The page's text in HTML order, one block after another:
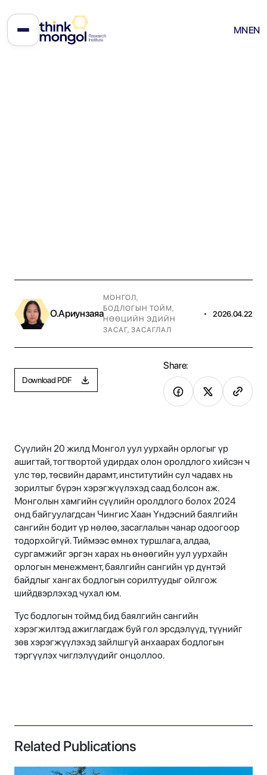
MNEN
Монголын уул уурхайн
орлогын удирдлага: өнгөрсөн, өнөө,
О.Ариунзаяа
МОНГОЛ,
БОДЛОГЫН ТОЙМ,
НӨӨЦИЙН ЭДИЙН
ЗАСАГ, ЗАСАГЛАЛ
• 2026.04.22
Download PDF
Share:
Сүүлийн 20 жилд Монгол уул уурхайн орлогыг үр
ашигтай, тогтвортой удирдах олон оролдлого хийсэн ч
улс төр, төсвийн дарамт, институтийн сул чадавх нь
зорилтыг бүрэн хэрэгжүүлэхэд саад болсон аж.
Монголын хамгийн сүүлийн оролдлого болох 2024
онд байгуулагдсан Чингис Хаан Үндэсний баялгийн
сангийн бодит үр нөлөө, засаглалын чанар одоогоор
тодорхойгүй. Тиймээс өмнөх туршлага, алдаа,
сургамжийг эргэн харах нь өнөөгийн уул уурхайн
орлогын менежмент, баялгийн сангийн үр дүнтэй
байдлыг хангах бодлогын сорилтуудыг ойлгож
шийдвэрлэхэд чухал юм.
Тус бодлогын тоймд бид баялгийн сангийн
хэрэгжилтэд ажиглагдаж буй гол эрсдэлүүд, түүнийг
зөв хэрэгжүүлэхэд зайлшгүй анхаарах бодлогын
тэргүүлэх чиглэлүүдийг онцоллоо.
Related Publications